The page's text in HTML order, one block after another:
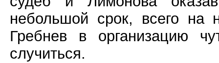
небольшой срок, всего на
Гребнев в организацию
случиться.